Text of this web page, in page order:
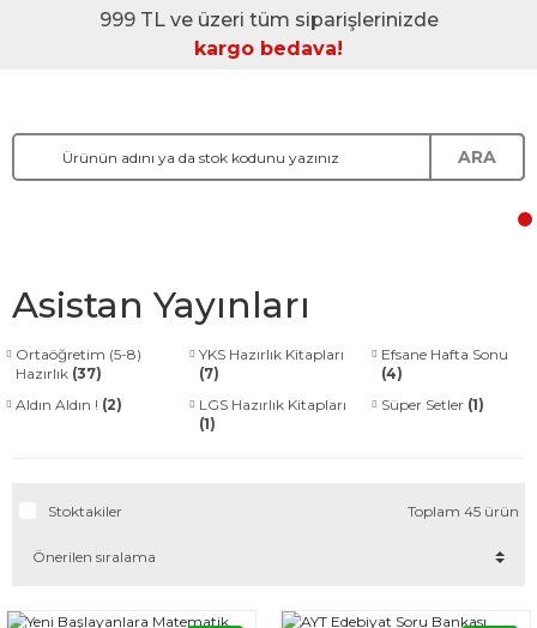
999 TL ve üzeri tüm siparişlerinizde
kargo bedava!
ARA
Asistan Yayınları
Ortaöğretim (5-8)
Hazırlık (37)
YKS Hazırlık Kitapları
(7)
Efsane Hafta Sonu
(4)
Aldın Aldın ! (2)
LGS Hazırlık Kitapları
(1)
Süper Setler (1)
Stoktakiler Toplam 45 ürün